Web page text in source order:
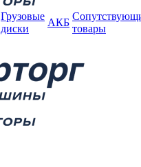
Грузовые
диски
АКБ
товары